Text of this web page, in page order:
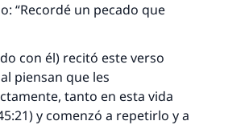
“Recordé un pecado que
con él) recitó este verso
piensan que les
tanto en esta vida
y comenzó a repetirlo y a